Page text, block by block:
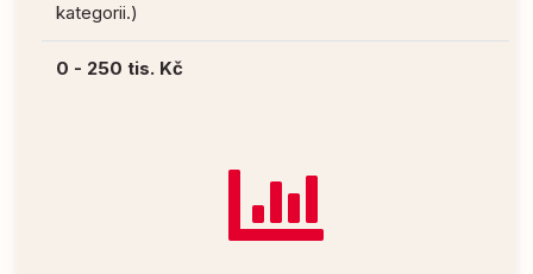
kategorii.)
0 - 250 tis. Kč